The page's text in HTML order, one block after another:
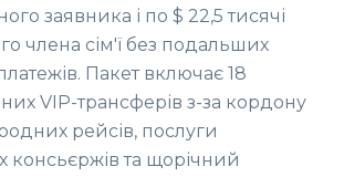
заявника і по $ 22,5 тисячі
члена сім'ї без подальших
Пакет включає 18
VIP-трансферів з-за кордону
рейсів, послуги
консьєржів та щорічний